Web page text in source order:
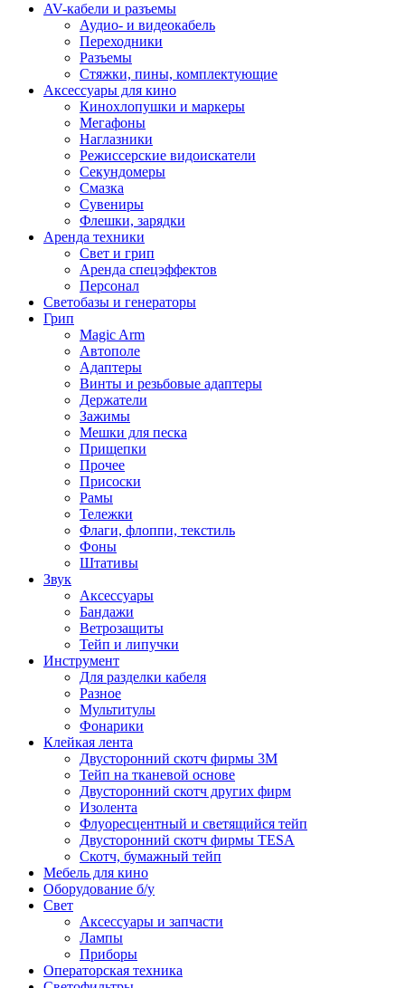
AV-кабели и разъемы
Аудио- и видеокабель
Переходники
Разъемы
Стяжки, пины, комплектующие
Аксессуары для кино
Кинохлопушки и маркеры
Мегафоны
Наглазники
Режиссерские видоискатели
Секундомеры
Смазка
Сувениры
Флешки, зарядки
Аренда техники
Свет и грип
Аренда спецэффектов
Персонал
Светобазы и генераторы
Грип
Magic Arm
Автополе
Адаптеры
Винты и резьбовые адаптеры
Держатели
Зажимы
Мешки для песка
Прищепки
Прочее
Присоски
Рамы
Тележки
Флаги, флоппи, текстиль
Фоны
Штативы
Звук
Аксессуары
Бандажи
Ветрозащиты
Тейп и липучки
Инструмент
Для разделки кабеля
Разное
Мультитулы
Фонарики
Клейкая лента
Двусторонний скотч фирмы 3M
Тейп на тканевой основе
Двусторонний скотч других фирм
Изолента
Флуоресцентный и светящийся тейп
Двусторонний скотч фирмы TESA
Скотч, бумажный тейп
Мебель для кино
Оборудование б/у
Свет
Аксессуары и запчасти
Лампы
Приборы
Операторская техника